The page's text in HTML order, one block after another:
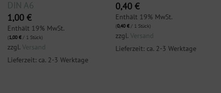
DIN A6
1,00 €
Enthält 19% MwSt.
(1,00€/ 1 Stück)
zzgl. Versand
Lieferzeit: ca. 2-3 Werktage
0,40 €
Enthält 19% MwSt.
(0,40€/ 1 Stück)
zzgl. Versand
Lieferzeit: ca. 2-3 Werktage